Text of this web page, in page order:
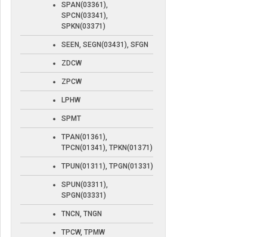
SPAN(03361),
SPCN(03341),
SPKN(03371)
SEEN, SEGN(03431), SFGN
ZDCW
ZPCW
LPHW
SPMT
TPAN(01361),
TPCN(01341), TPKN(01371)
TPUN(01311), TPGN(01331)
SPUN(03311),
SPGN(03331)
TNCN, TNGN
TPCW, TPMW